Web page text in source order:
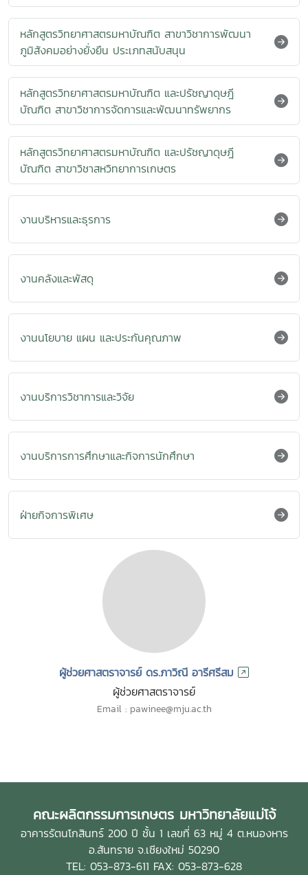
หลักสูตรวิทยาศาสตรมหาบัณฑิต สาขาวิชาการพัฒนา
ภูมิสังคมอย่างยั่งยืน ประเภทสนับสนุน
หลักสูตรวิทยาศาสตรมหาบัณฑิต และปรัชญาดุษฎี
บัณฑิต สาขาวิชาการจัดการและพัฒนาทรัพยากร
หลักสูตรวิทยาศาสตรมหาบัณฑิต และปรัชญาดุษฎี
บัณฑิต สาขาวิชาสหวิทยาการเกษตร
งานบริหารและธุรการ
งานคลังและพัสดุ
งานนโยบาย แผน และประกันคุณภาพ
งานบริการวิชาการและวิจัย
งานบริการการศึกษาและกิจการนักศึกษา
ฝ่ายกิจการพิเศษ
ผู้ช่วยศาสตราจารย์ ดร.ภาวิณี อารีศรีสม
ผู้ช่วยศาสตราจารย์
Email : pawinee@mju.ac.th
คณะผลิตกรรมการเกษตร มหาวิทยาลัยแม่โจ้
อาคารรัตนโกสินทร์ 200 ปี ชั้น 1 เลขที่ 63 หมู่ 4 ต.หนองหาร
อ.สันทราย จ.เชียงใหม่ 50290
TEL: 053-873-611 FAX: 053-873-628